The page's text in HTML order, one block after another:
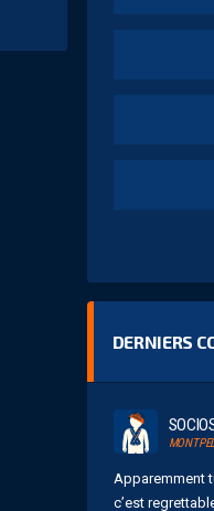
DERNIERS
Apparemment
c’est